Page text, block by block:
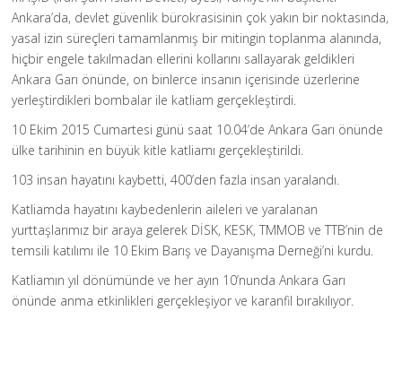
Ankara’da, devlet güvenlik bürokrasisinin çok yakın bir noktasında,
yasal izin süreçleri tamamlanmış bir mitingin toplanma alanında,
hiçbir engele takılmadan ellerini kollarını sallayarak geldikleri
Ankara Garı önünde, on binlerce insanın içerisinde üzerlerine
yerleştirdikleri bombalar ile katliam gerçekleştirdi.
10 Ekim 2015 Cumartesi günü saat 10.04’de Ankara Garı önünde
ülke tarihinin en büyük kitle katliamı gerçekleştirildi.
103 insan hayatını kaybetti, 400’den fazla insan yaralandı.
Katliamda hayatını kaybedenlerin aileleri ve yaralanan
yurttaşlarımız bir araya gelerek DİSK, KESK, TMMOB ve TTB’nin de
temsili katılımı ile 10 Ekim Barış ve Dayanışma Derneği’ni kurdu.
Katliamın yıl dönümünde ve her ayın 10’nunda Ankara Garı
önünde anma etkinlikleri gerçekleşiyor ve karanfil bırakılıyor.